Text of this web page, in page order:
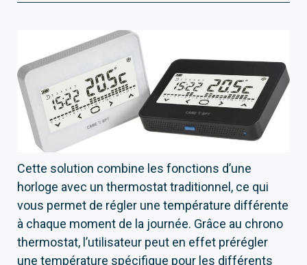
Cette solution combine les fonctions d’une
horloge avec un thermostat traditionnel, ce qui
vous permet de régler une température différente
à chaque moment de la journée. Grâce au chrono
thermostat, l’utilisateur peut en effet prérégler
une température spécifique pour les différents